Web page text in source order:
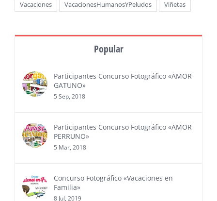
Vacaciones
VacacionesHumanosYPeludos Viñetas
Popular
Participantes Concurso Fotográfico «AMOR
GATUNO»
5 Sep, 2018
Participantes Concurso Fotográfico «AMOR
PERRUNO»
5 Mar, 2018
Concurso Fotográfico «Vacaciones en
Familia»
8 Jul, 2019